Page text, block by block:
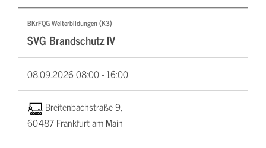
BKrFQG Weiterbildungen (K3)
SVG Brandschutz IV
08.09.202608:00 - 16:00
Breitenbachstraße 9,
60487 Frankfurt am Main